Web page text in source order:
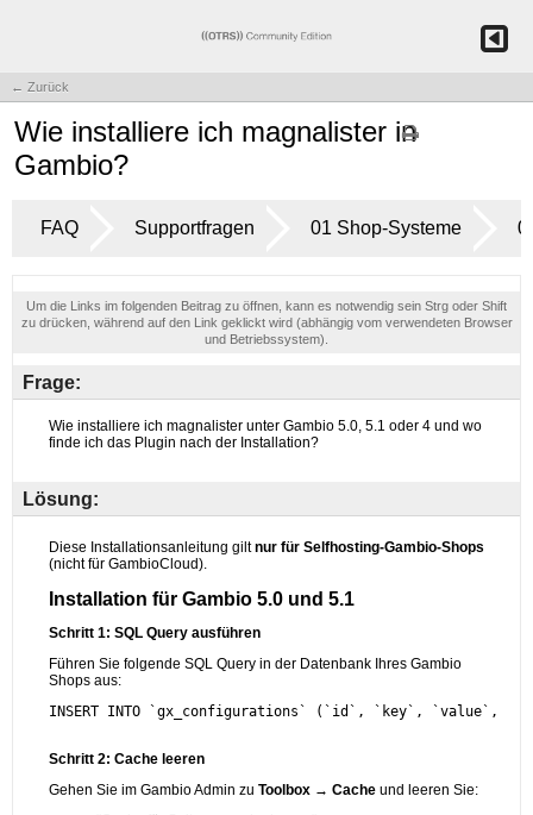
← Zurück
Wie installiere ich magnalister in
Gambio?
FAQ Supportfragen 01 Shop-Systeme
Um die Links im folgenden Beitrag zu öffnen, kann es notwendig sein Strg oder Shift
zu drücken, während auf den Link geklickt wird (abhängig vom verwendeten Browser
und Betriebssystem).
Frage:
Lösung: